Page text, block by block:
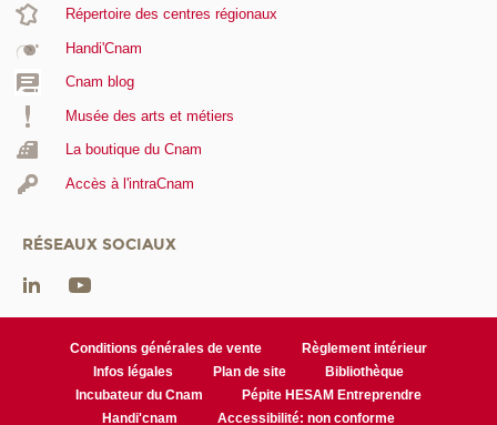
Répertoire des centres régionaux
Handi'Cnam
Cnam blog
Musée des arts et métiers
La boutique du Cnam
Accès à l'intraCnam
RÉSEAUX SOCIAUX
Conditions générales de vente
Règlement intérieur
Infos légales
Plan de site
Bibliothèque
Incubateur du Cnam
Pépite HESAM Entreprendre
Handi'cnam
Accessibilité: non conforme